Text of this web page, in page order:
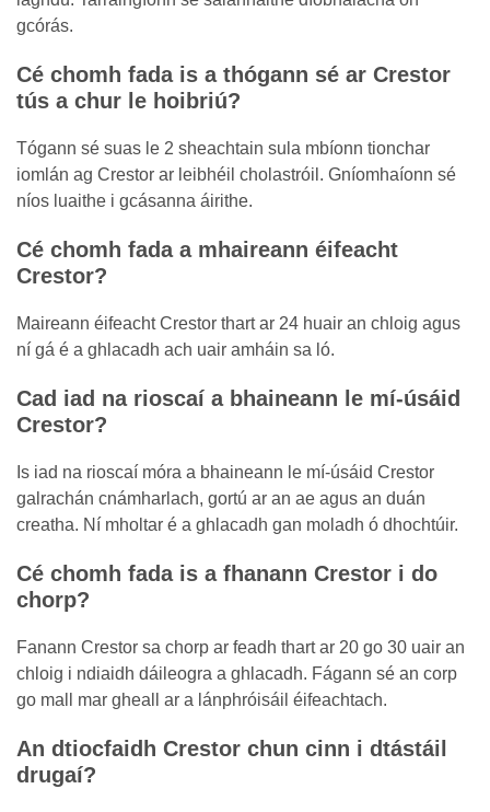
gcórás.
Cé chomh fada is a thógann sé ar Crestor
tús a chur le hoibriú?
Tógann sé suas le 2 sheachtain sula mbíonn tionchar
iomlán ag Crestor ar leibhéil cholastróil. Gníomhaíonn sé
níos luaithe i gcásanna áirithe.
Cé chomh fada a mhaireann éifeacht
Crestor?
Maireann éifeacht Crestor thart ar 24 huair an chloig agus
ní gá é a ghlacadh ach uair amháin sa ló.
Cad iad na rioscaí a bhaineann le mí-úsáid
Crestor?
Is iad na rioscaí móra a bhaineann le mí-úsáid Crestor
galrachán cnámharlach, gortú ar an ae agus an duán
creatha. Ní mholtar é a ghlacadh gan moladh ó dhochtúir.
Cé chomh fada is a fhanann Crestor i do
chorp?
Fanann Crestor sa chorp ar feadh thart ar 20 go 30 uair an
chloig i ndiaidh dáileogra a ghlacadh. Fágann sé an corp
go mall mar gheall ar a lánphróisáil éifeachtach.
An dtiocfaidh Crestor chun cinn i dtástáil
drugaí?